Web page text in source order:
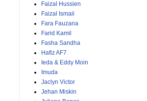
Faizal Hussien
Faizal Ismail
Fara Fauzana
Farid Kamil
Fasha Sandha
Hafiz AF7
Ieda & Eddy Moin
Imuda
Jaclyn Victor
Jehan Miskin